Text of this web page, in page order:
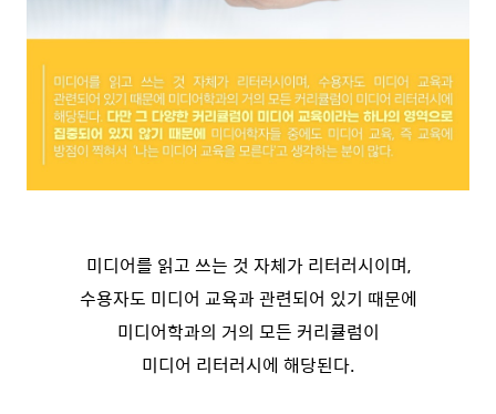
미디어를 읽고 쓰는 것 자체가 리터러시이며,
수용자도 미디어 교육과 관련되어 있기 때문에
미디어학과의 거의 모든 커리큘럼이
미디어 리터러시에 해당된다.